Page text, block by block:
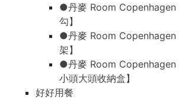
●丹麥 Room Copenhagen
勾】
●丹麥 Room Copenhagen
架】
●丹麥 Room Copenhagen
小頭大頭收納盒】
好好用餐